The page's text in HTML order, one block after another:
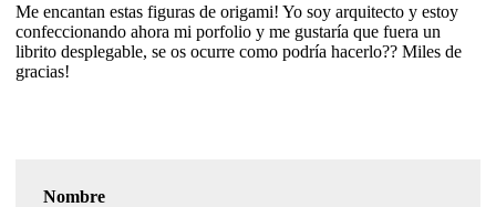
Me encantan estas figuras de origami! Yo soy arquitecto y estoy
confeccionando ahora mi porfolio y me gustaría que fuera un
librito desplegable, se os ocurre como podría hacerlo?? Miles de
gracias!
Nombre